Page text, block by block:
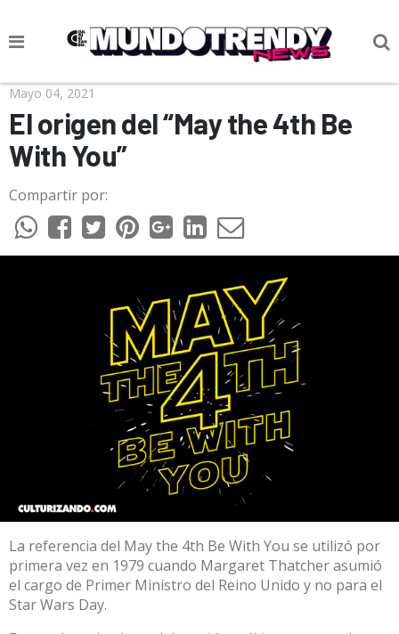
NOTICIAS
CULTURA POP
CIENCIA Y TECNOLOGÍA
VIDA
SOCIEDAD
Mayo 04, 2021
El origen del “May the 4th Be
With You”
Compartir por:
La referencia del May the 4th Be With You se utilizó por
primera vez en 1979 cuando Margaret Thatcherasumió
el cargo de Primer Ministro del Reino Unido y no para el
Star Wars Day.